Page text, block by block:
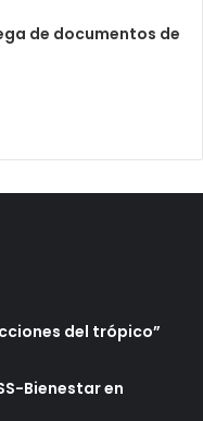
de documentos de
del trópico”
Bienestar en